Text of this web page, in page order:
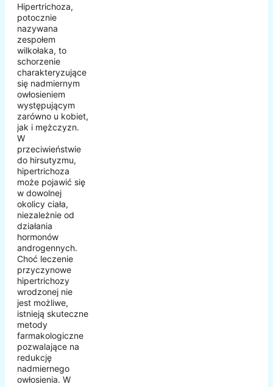
Hipertrichoza,
potocznie
nazywana
zespołem
wilkołaka, to
schorzenie
charakteryzujące
się nadmiernym
owłosieniem
występującym
zarówno u kobiet,
jak i mężczyzn.
W
przeciwieństwie
do hirsutyzmu,
hipertrichoza
może pojawić się
w dowolnej
okolicy ciała,
niezależnie od
działania
hormonów
androgennych.
Choć leczenie
przyczynowe
hipertrichozy
wrodzonej nie
jest możliwe,
istnieją skuteczne
metody
farmakologiczne
pozwalające na
redukcję
nadmiernego
owłosienia. W